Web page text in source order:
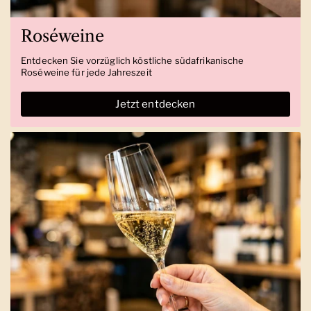
Roséweine
Entdecken Sie vorzüglich köstliche südafrikanische
Roséweine für jede Jahreszeit
Jetzt entdecken